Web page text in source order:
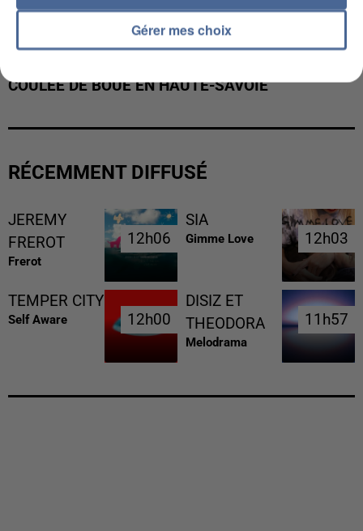
COULÉE DE BOUE EN HAUTE-SAVOIE
RÉCEMMENT DIFFUSÉ
JEREMY
FREROT
Frerot
12h06
12h06
SIA
Gimme Love 12h03
12h03
TEMPER CITY
Self Aware 12h00
12h00
DISIZ ET
THEODORA
Melodrama
11h57
11h57
Gérer mes choix